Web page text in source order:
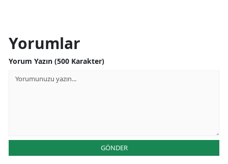
Yorumlar
Yorum Yazın (500 Karakter)
GÖNDER